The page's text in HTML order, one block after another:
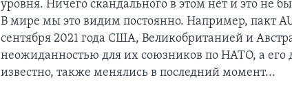
уровня. Ничего скандального в этом нет и это не
В мире мы это видим постоянно. Например, пакт
сентября 2021 года США, Великобританией и
неожиданностью для их союзников по НАТО, а его
известно, также менялись в последний момент...